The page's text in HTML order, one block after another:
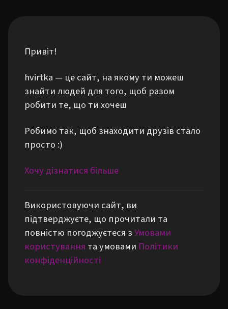
Привіт!
hvirtka — це сайт, на якому ти можеш
знайти людей для того, щоб разом
робити те, що ти хочеш
Робимо так, щоб знаходити друзів стало
просто :)
Хочу дізнатися більше
Використовуючи сайт, ви
підтверджуєте, що прочитали та
повністю погоджуєтеся зУмовами
користування та умовами Політики
конфіденційності